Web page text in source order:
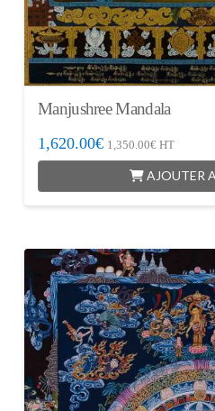
Manjushree Mandala
1,620.00€ 1,350.00€HT
AJOUTER